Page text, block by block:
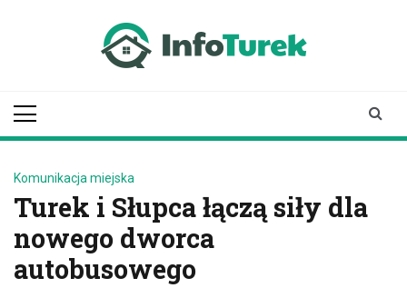
Komunikacja miejska
Turek i Słupca łączą siły dla
nowego dworca
autobusowego